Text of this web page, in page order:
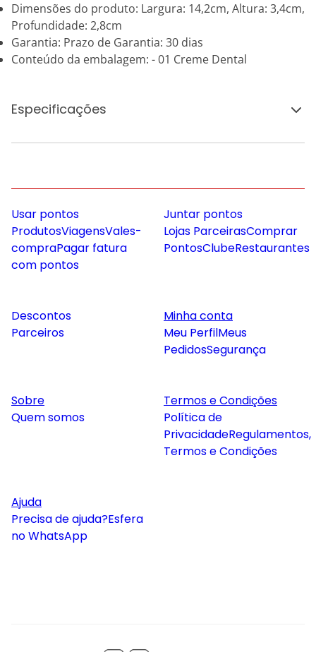
Dimensões do produto: Largura: 14,2cm, Altura: 3,4cm,
Profundidade: 2,8cm
Garantia: Prazo de Garantia: 30 dias
Conteúdo da embalagem: - 01 Creme Dental
Especificações
Usar pontos
ProdutosViagensVales-
compraPagar fatura
com pontos
Juntar pontos
Lojas ParceirasComprar
PontosClubeRestaurantes
Descontos
Parceiros
Minha conta
Meu PerfilMeus
PedidosSegurança
Sobre
Quem somos
Termos e Condições
Política de
PrivacidadeRegulamentos,
Termos e Condições
Ajuda
Precisa de ajuda?Esfera
no WhatsApp